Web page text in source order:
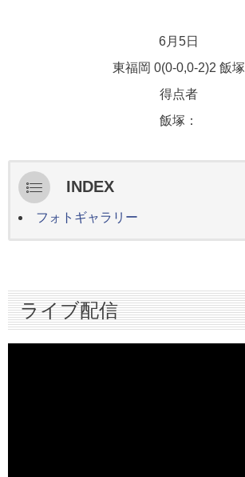
6月5日
東福岡 0(0-0,0-2)2 飯塚
得点者
飯塚：
INDEX
ライブ配信
ハイライト
インタビュー
フォトギャラリー
ライブ配信